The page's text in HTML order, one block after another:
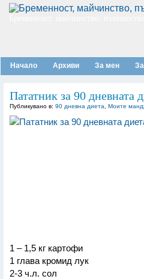
Начало Архиви За мен
Пататник за 90 дневната
Публикувано в: 90 дневна диета Моите
1 – 1,5 кг картофи
1 глава кромид лук
2-3 ч.л. сол